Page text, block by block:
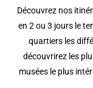
Découvrez nos
en 2 ou 3 jours le
quartiers les
découvrirez les
musées le plus